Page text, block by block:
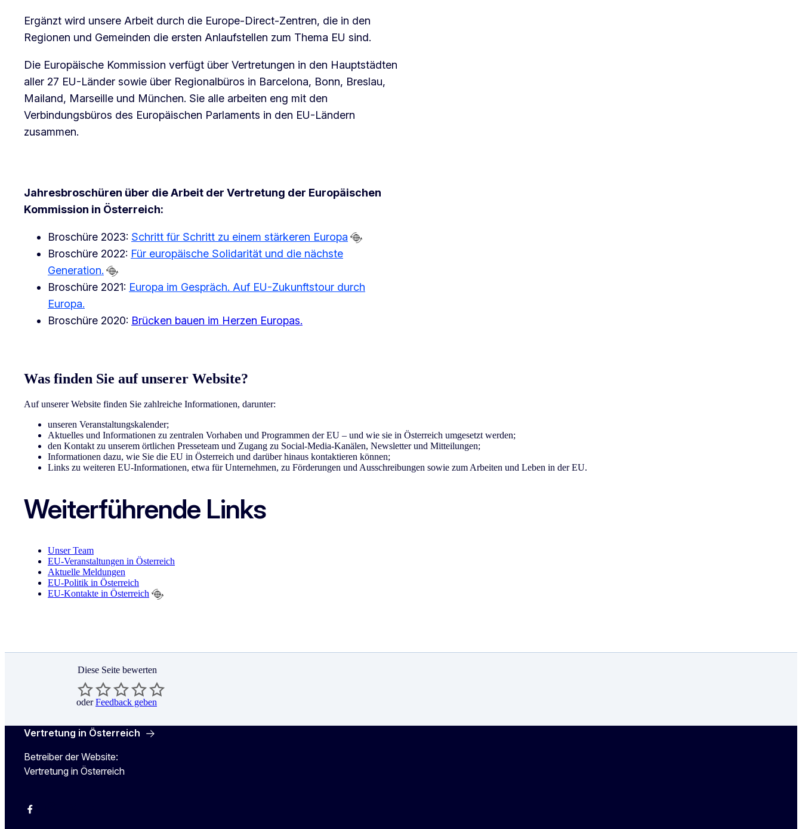
Ergänzt wird unsere Arbeit durch die Europe-Direct-Zentren, die in den
Regionen und Gemeinden die ersten Anlaufstellen zum Thema EU sind.
Die Europäische Kommission verfügt über Vertretungen in den Hauptstädten
aller 27 EU-Länder sowie über Regionalbüros in Barcelona, Bonn, Breslau,
Mailand, Marseille und München. Sie alle arbeiten eng mit den
Verbindungsbüros des Europäischen Parlaments in den EU-Ländern
zusammen.
Jahresbroschüren über die Arbeit der Vertretung der Europäischen
Kommission in Österreich:
Broschüre 2023: Schritt für Schritt zu einem stärkeren Europa
Broschüre 2022: Für europäische Solidarität und die nächste
Generation.
Broschüre 2021: Europa im Gespräch. Auf EU-Zukunftstour durch
Europa.
Broschüre 2020: Brücken bauen im Herzen Europas.
Was finden Sie auf unserer Website?
Auf unserer Website finden Sie zahlreiche Informationen, darunter:
unseren Veranstaltungskalender;
Aktuelles und Informationen zu zentralen Vorhaben und Programmen der EU – und wie sie in Österreich umgesetzt werden;
den Kontakt zu unserem örtlichen Presseteam und Zugang zu Social-Media-Kanälen, Newsletter und Mitteilungen;
Informationen dazu, wie Sie die EU in Österreich und darüber hinaus kontaktieren können;
Links zu weiteren EU-Informationen, etwa für Unternehmen, zu Förderungen und Ausschreibungen sowie zum Arbeiten und Leben in der EU.
Weiterführende Links
Unser Team
EU-Veranstaltungen in Österreich
Aktuelle Meldungen
EU-Politik in Österreich
EU-Kontakte in Österreich
Diese Seite bewerten
oderFeedback geben
Vertretung in Österreich
Betreiber der Website:
Vertretung in Österreich
Facebook